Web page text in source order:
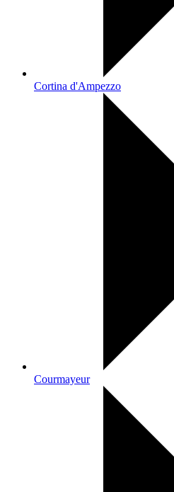
Cortina d'Ampezzo
Courmayeur